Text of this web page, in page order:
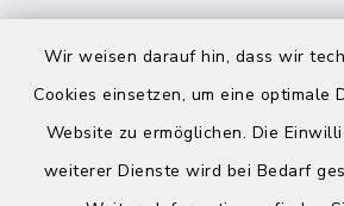
Wir weisen darauf hin, dass wir
Cookies einsetzen, um eine optimale
Website zu ermöglichen. Die
weiterer Dienste wird bei Bedarf